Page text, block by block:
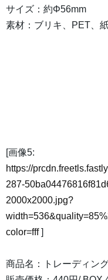
サイズ：約Φ56mm
素材：ブリキ、PET、
[画像5:
https://
287-
2000x2000.jpg?
color=fff]
商品名：トレーディン